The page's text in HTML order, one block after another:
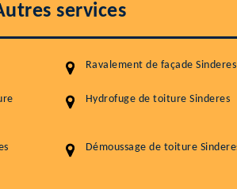
services
Ravalement de façade Sinderes
Hydrofuge de toiture Sinderes
Démoussage de toiture